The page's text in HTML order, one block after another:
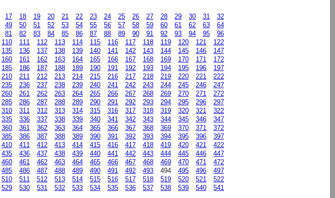
17 18 19 20 21 22 23 24 25 26 27 28 29 30 31
32
49 50 51 52 53 54 55 56 57 58 59 60 61 62 63
64
81 82 83 84 85 86 87 88 89 90 91 92 93 94 95
96
110 111 112 113 114 115 116 117 118 119 120 121
122
135 136 137 138 139 140 141 142 143 144 145 146
147
160 161 162 163 164 165 166 167 168 169 170 171
172
185 186 187 188 189 190 191 192 193 194 195 196
197
210 211 212 213 214 215 216 217 218 219 220 221
222
235 236 237 238 239 240 241 242 243 244 245 246
247
260 261 262 263 264 265 266 267 268 269 270 271
272
285 286 287 288 289 290 291 292 293 294 295 296
297
310 311 312 313 314 315 316 317 318 319 320 321
322
335 336 337 338 339 340 341 342 343 344 345 346
347
360 361 362 363 364 365 366 367 368 369 370 371
372
385 386 387 388 389 390 391 392 393 394 395 396
397
410 411 412 413 414 415 416 417 418 419 420 421
422
435 436 437 438 439 440 441 442 443 444 445 446
447
460 461 462 463 464 465 466 467 468 469 470 471
472
485 486 487 488 489 490 491 492 493 494 495 496
497
510 511 512 513 514 515 516 517 518 519 520 521
522
529 530 531 532 533 534 535 536 537 538 539 540 541